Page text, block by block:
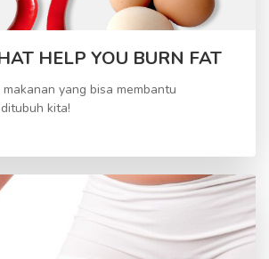
HELP YOU BURN FAT
yang bisa membantu
kita!